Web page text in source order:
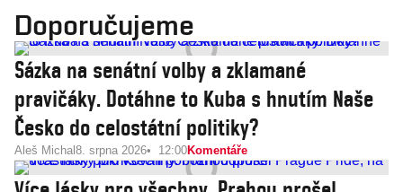
Doporučujeme
Sázka na senátní volby a zklamané
pravičáky. Dotáhne to Kuba s hnutím Naše
Česko do celostátní politiky?
Aleš Michal 8. srpna 2026 12:00Komentáře